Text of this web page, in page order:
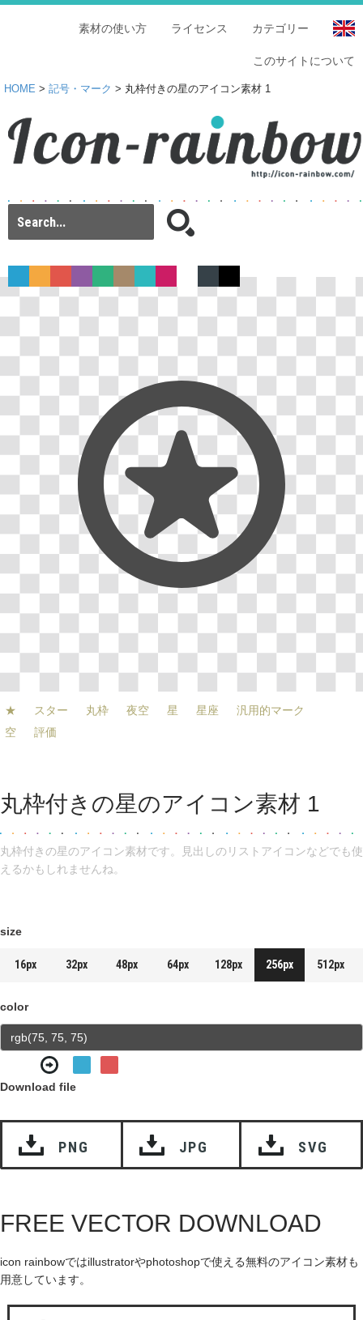
カテゴリー
ライセンス
素材の使い方
このサイトについて
HOME > 記号・マーク > 丸枠付きの星のアイコン素材 1
★ スター 丸枠 夜空 星 星座
汎用的マーク
空
評価
丸枠付きの星のアイコン素材 1
丸枠付きの星のアイコン素材です。見出しのリストアイコンなどでも使
えるかもしれませんね。
size
16px 32px 48px 64px 128px 256px 512px
color
Download file
PNG JPG SVG
FREE VECTOR DOWNLOAD
icon rainbowではillustratorやphotoshopで使える無料のアイコン素材も
用意しています。